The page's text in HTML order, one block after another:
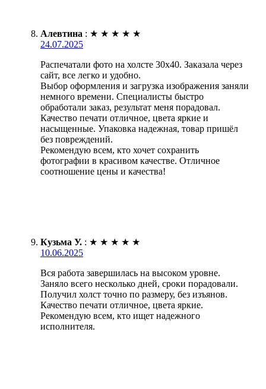
Алевтина : ★ ★ ★ ★ ★
24.07.2025
Распечатали фото на холсте 30х40. Заказала через
сайт, все легко и удобно.
Выбор оформления и загрузка изображения заняли
немного времени. Специалисты быстро
обработали заказ, результат меня порадовал.
Качество печати отличное, цвета яркие и
насыщенные. Упаковка надежная, товар пришёл
без повреждений.
Рекомендую всем, кто хочет сохранить
фотографии в красивом качестве. Отличное
соотношение цены и качества!
Кузьма У. : ★ ★ ★ ★ ★
10.06.2025
Вся работа завершилась на высоком уровне.
Заняло всего несколько дней, сроки порадовали.
Получил холст точно по размеру, без изъянов.
Качество печати отличное, цвета яркие.
Рекомендую всем, кто ищет надежного
исполнителя.